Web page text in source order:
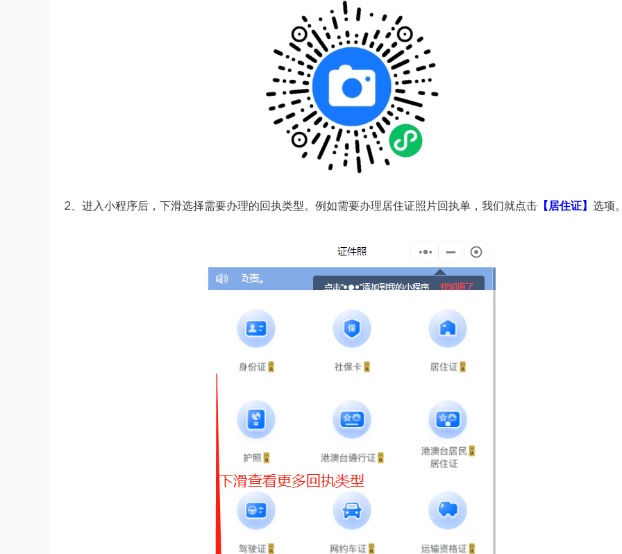
2、进入小程序后，下滑选择需要办理的回执类型。例如需要办理居住证照片回执单，我们就点击 【居住证】 选项